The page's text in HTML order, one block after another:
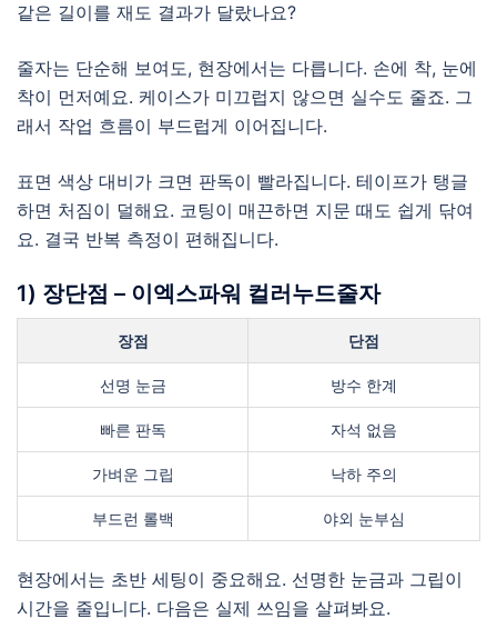
같은 길이를 재도 결과가 달랐나요?
줄자는 단순해 보여도, 현장에서는 다릅니다. 손에 착, 눈에
착이 먼저예요. 케이스가 미끄럽지 않으면 실수도 줄죠. 그
래서 작업 흐름이 부드럽게 이어집니다.
표면 색상 대비가 크면 판독이 빨라집니다. 테이프가 탱글
하면 처짐이 덜해요. 코팅이 매끈하면 지문 때도 쉽게 닦여
요. 결국 반복 측정이 편해집니다.
1) 장단점 – 이엑스파워 컬러누드줄자
장점 단점
선명 눈금 방수 한계
빠른 판독 자석 없음
가벼운 그립 낙하 주의
부드런 롤백 야외 눈부심
현장에서는 초반 세팅이 중요해요. 선명한 눈금과 그립이
시간을 줄입니다. 다음은 실제 쓰임을 살펴봐요.